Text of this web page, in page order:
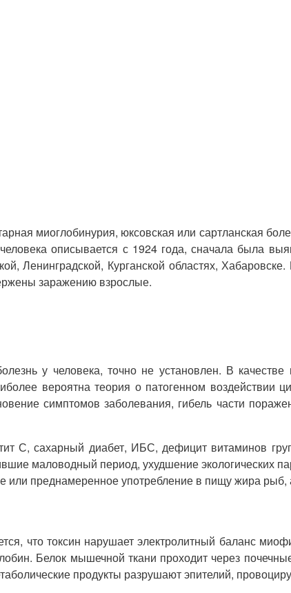
миоглобинурия, юксовская или сартланская
описывается с 1924 года, сначала была
Ленинградской, Курганской областях,
заражению взрослые.
у человека, точно не установлен. В
вероятна теория о патогенном воздействии
симптомов заболевания, гибель части
С, сахарный диабет, ИБС, дефицит витаминов
маловодный период, ухудшение экологических
преднамеренное употребление в пищу жира рыб,
что токсин нарушает электролитный баланс
Белок мышечной ткани проходит через
продукты разрушают эпителий,